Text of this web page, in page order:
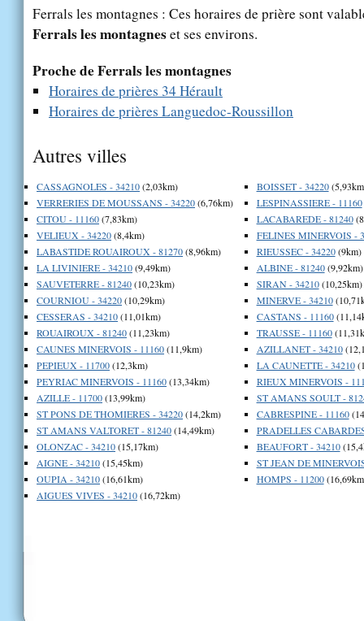
Ferrals les montagnes : Ces horaires de prière sont
Ferrals les montagneset ses environs.
Proche de Ferrals les montagnes
Horaires de prières 34 Hérault
Horaires de prières Languedoc-Roussillon
Autres villes
CASSAGNOLES - 34210(2,03km)
VERRERIES DE MOUSSANS - 34220(6,76km)
CITOU - 11160(7,83km)
VELIEUX - 34220(8,4km)
LABASTIDE ROUAIROUX - 81270(8,96km)
LA LIVINIERE - 34210(9,49km)
SAUVETERRE - 81240(10,23km)
COURNIOU - 34220(10,29km)
CESSERAS - 34210(11,01km)
ROUAIROUX - 81240(11,23km)
CAUNES MINERVOIS - 11160(11,9km)
PEPIEUX - 11700(12,3km)
PEYRIAC MINERVOIS - 11160(13,34km)
AZILLE - 11700(13,99km)
ST PONS DE THOMIERES - 34220(14,2km)
ST AMANS VALTORET - 81240(14,49km)
OLONZAC - 34210(15,17km)
AIGNE - 34210(15,45km)
OUPIA - 34210(16,61km)
AIGUES VIVES - 34210(16,72km)
BOISSET - 34220
LESPINASSIERE - 11160
LACABAREDE - 81240
FELINES MINERVOIS -
RIEUSSEC - 34220(9km)
ALBINE - 81240(9,92km)
SIRAN - 34210(10,25km)
MINERVE - 34210
CASTANS - 11160
TRAUSSE - 11160
AZILLANET - 34210
LA CAUNETTE - 34210
RIEUX MINERVOIS -
ST AMANS SOULT -
CABRESPINE - 11160
PRADELLES
BEAUFORT - 34210
ST JEAN DE
HOMPS - 11200